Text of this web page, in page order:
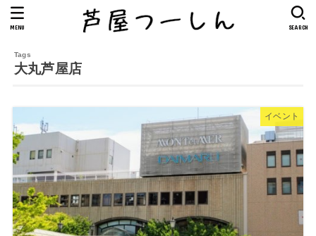
SEARCH
MENU
大丸芦屋店
イベント